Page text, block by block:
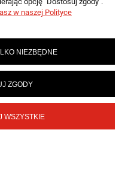
w naszej Polityce
NIEZBĘDNE
ZGODY
WSZYSTKIE